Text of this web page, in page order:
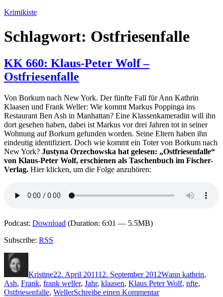
Zum
springen
Krimikiste
Schlagwort: Ostfriesenfalle
KK 660: Klaus-Peter Wolf –
Ostfriesenfalle
Von Borkum nach New York. Der fünfte Fall für Ann Kathrin
Klaasen und Frank Weller: Wie kommt Markus Poppinga ins
Restaurant Ben Ash in Manhattan? Eine Klassenkameradin will ihn
dort gesehen haben, dabei ist Markus vor drei Jahren tot in seiner
Wohnung auf Borkum gefunden worden. Seine Eltern haben ihn
eindeutig identifiziert. Doch wie kommt ein Toter von Borkum nach
New York? Justyna Orzechowska hat gelesen: „Ostfriesenfalle“
von Klaus-Peter Wolf, erschienen als Taschenbuch im Fischer-
Verlag. Hier klicken, um die Folge anzuhören:
Podcast: Download (Duration: 6:01 — 5.5MB)
Subscribe: RSS
Kristine22. April 201112. September 2012Wann kathrin,
Ash, Frank, frank weller, Jahr, klaasen, Klaus Peter Wolf, nfte,
Ostfriesenfalle, WellerSchreibe einen Kommentarzu